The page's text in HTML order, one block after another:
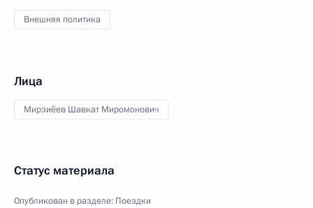
Внешняя политика
Лица
Мирзиёев Шавкат Миромонович
Статус материала
Опубликован в разделе: Поездки